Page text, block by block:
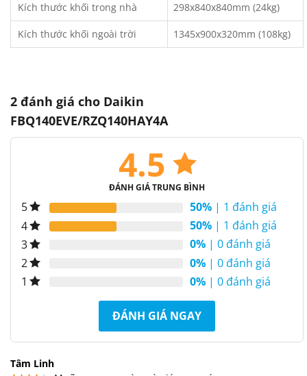
Kích thước khối trong nhà 298x840x840mm (24kg)
Kích thước khối ngoài trời 1345x900x320mm (108kg)
2 đánh giá cho Daikin
FBQ140EVE/RZQ140HAY4A
4.5
ĐÁNH GIÁ TRUNG BÌNH
5 50% | 1 đánh giá
4
50% | 1 đánh giá
3
0% | 0 đánh giá
2
0% | 0 đánh giá
1
0% | 0 đánh giá
ĐÁNH GIÁ NGAY
Tâm Linh